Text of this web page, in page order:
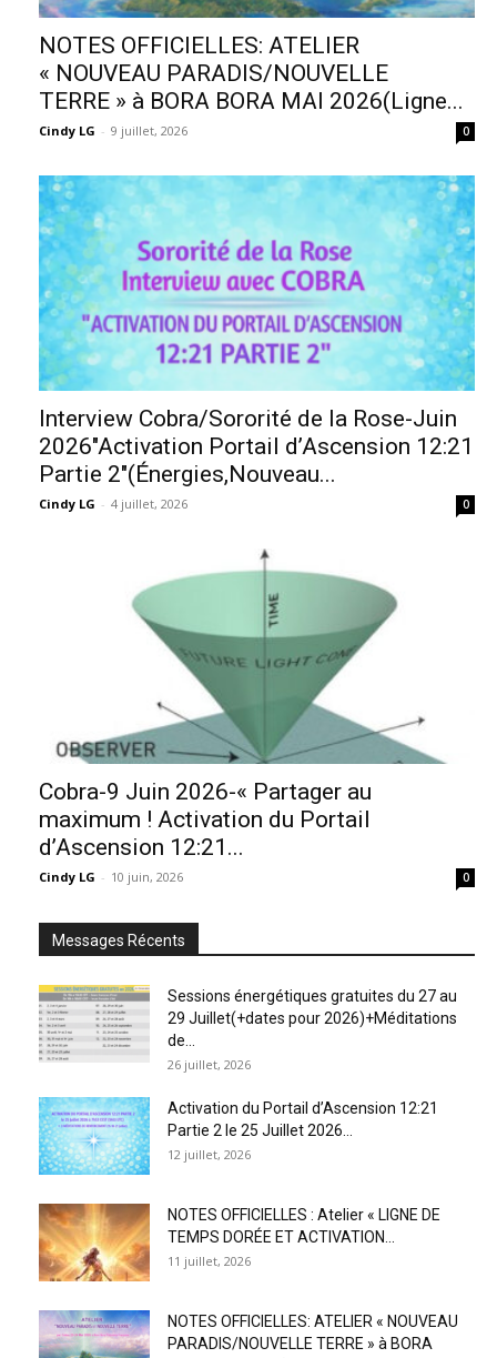
NOTES OFFICIELLES: ATELIER
« NOUVEAU PARADIS/NOUVELLE
TERRE » à BORA BORA MAI 2026(Ligne...
Cindy LG - 9 juillet, 2026 0
Interview Cobra/Sororité de la Rose-Juin
2026″Activation Portail d’Ascension 12:21
Partie 2″(Énergies,Nouveau...
Cindy LG - 4 juillet, 2026 0
Cobra-9 Juin 2026-« Partager au
maximum ! Activation du Portail
d’Ascension 12:21...
Cindy LG - 10 juin, 2026 0
Messages Récents
Sessions énergétiques gratuites du 27 au
29 Juillet(+dates pour 2026)+Méditations
de...
26 juillet, 2026
Activation du Portail d’Ascension 12:21
Partie 2 le 25 Juillet 2026...
12 juillet, 2026
NOTES OFFICIELLES : Atelier « LIGNE DE
TEMPS DORÉE ET ACTIVATION...
11 juillet, 2026
NOTES OFFICIELLES: ATELIER « NOUVEAU
PARADIS/NOUVELLE TERRE » à BORA